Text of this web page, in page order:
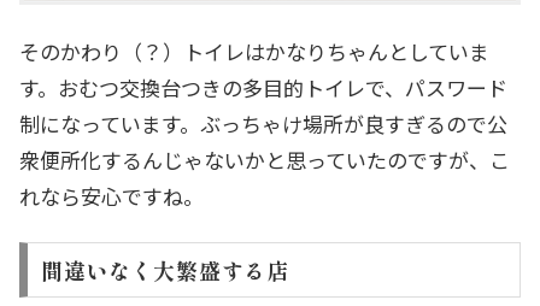
そのかわり（？）トイレはかなりちゃんとしていま
す。おむつ交換台つきの多目的トイレで、パスワード
制になっています。ぶっちゃけ場所が良すぎるので公
衆便所化するんじゃないかと思っていたのですが、こ
れなら安心ですね。
間違いなく大繁盛する店